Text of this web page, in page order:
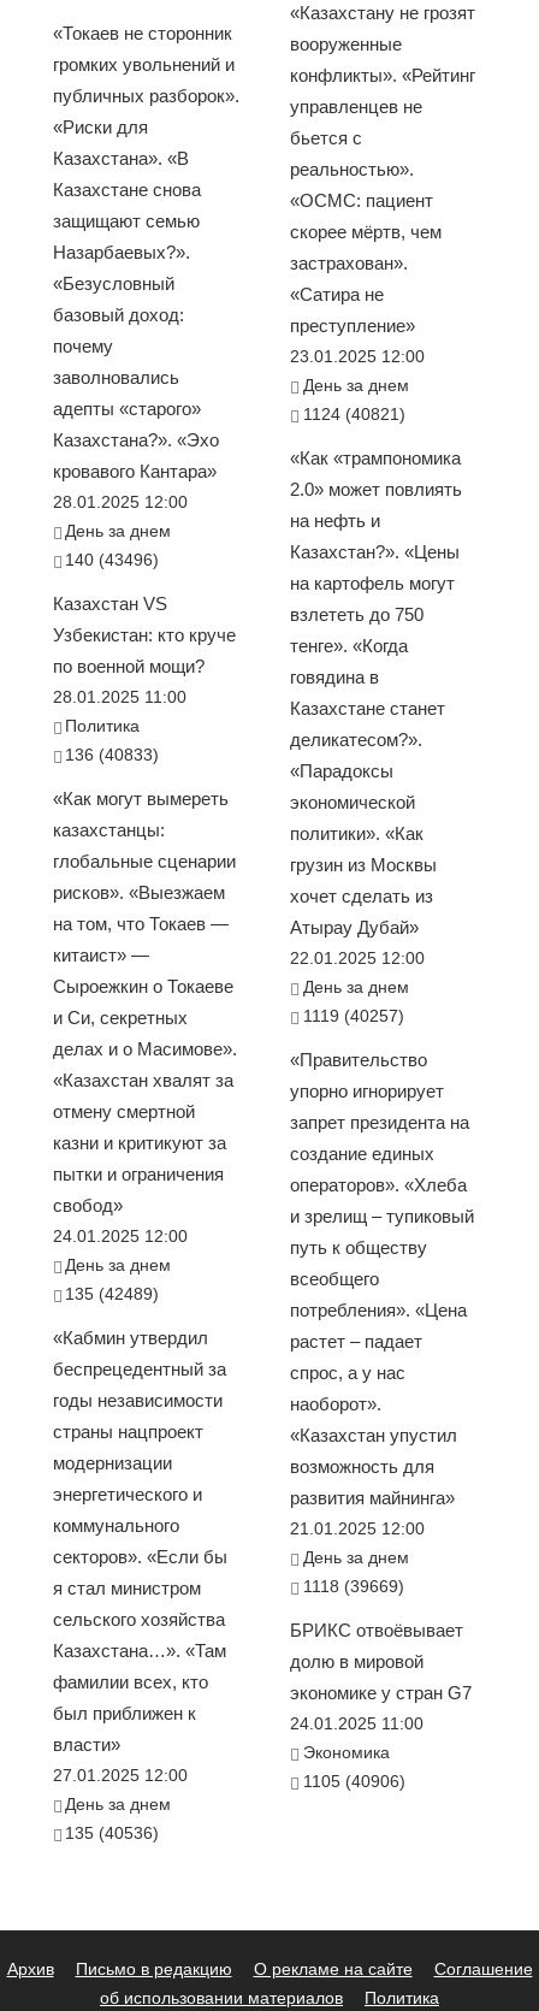
«Токаев не сторонник
громких увольнений и
публичных разборок».
«Риски для
Казахстана». «В
Казахстане снова
защищают семью
Назарбаевых?».
«Безусловный
базовый доход:
почему
заволновались
адепты «старого»
Казахстана?». «Эхо
кровавого Кантара»
28.01.2025 12:00
День за днем
140 (43496)
Казахстан VS
Узбекистан: кто круче
по военной мощи?
28.01.2025 11:00
Политика
136 (40833)
«Как могут вымереть
казахстанцы:
глобальные сценарии
рисков». «Выезжаем
на том, что Токаев —
китаист» —
Сыроежкин о Токаеве
и Си, секретных
делах и о Масимове».
«Казахстан хвалят за
отмену смертной
казни и критикуют за
пытки и ограничения
свобод»
24.01.2025 12:00
День за днем
135 (42489)
«Кабмин утвердил
беспрецедентный за
годы независимости
страны нацпроект
модернизации
энергетического и
коммунального
секторов». «Если бы
я стал министром
сельского хозяйства
Казахстана…». «Там
фамилии всех, кто
был приближен к
власти»
27.01.2025 12:00
День за днем
135 (40536)
«Казахстану не грозят
вооруженные
конфликты». «Рейтинг
управленцев не
бьется с
реальностью».
«ОСМС: пациент
скорее мёртв, чем
застрахован».
«Сатира не
преступление»
23.01.2025 12:00
День за днем
1124 (40821)
«Как «трампономика
2.0» может повлиять
на нефть и
Казахстан?». «Цены
на картофель могут
взлететь до 750
тенге». «Когда
говядина в
Казахстане станет
деликатесом?».
«Парадоксы
экономической
политики». «Как
грузин из Москвы
хочет сделать из
Атырау Дубай»
22.01.2025 12:00
День за днем
1119 (40257)
«Правительство
упорно игнорирует
запрет президента на
создание единых
операторов». «Хлеба
и зрелищ – тупиковый
путь к обществу
всеобщего
потребления». «Цена
растет – падает
спрос, а у нас
наоборот».
«Казахстан упустил
возможность для
развития майнинга»
21.01.2025 12:00
День за днем
1118 (39669)
БРИКС отвоёвывает
долю в мировой
экономике у стран G7
24.01.2025 11:00
Экономика
1105 (40906)
Архив Письмо в редакцию О рекламе на сайте
Соглашение
об использовании материалов
Политика